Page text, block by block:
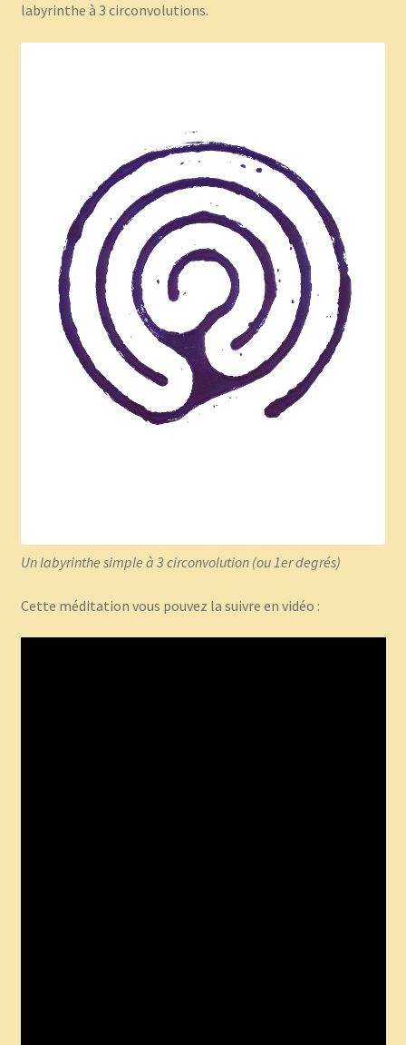
labyrinthe à 3 circonvolutions.
Un labyrinthe simple à 3 circonvolution (ou 1er degrés)
Cette méditation vous pouvez la suivre en vidéo :